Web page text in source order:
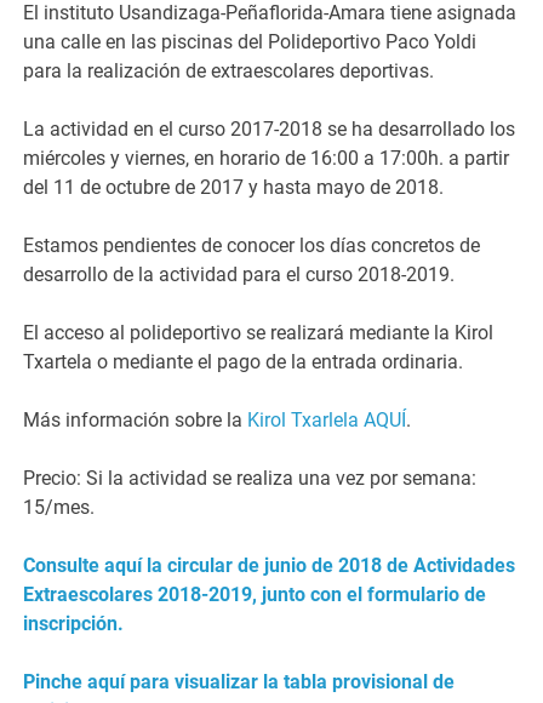
El instituto Usandizaga-Peñaflorida-Amara tiene asignada
una calle en las piscinas del Polideportivo Paco Yoldi
para la realización de extraescolares deportivas.
La actividad en el curso 2017-2018 se ha desarrollado los
miércoles y viernes, en horario de 16:00 a 17:00h. a partir
del 11 de octubre de 2017 y hasta mayo de 2018.
Estamos pendientes de conocer los días concretos de
desarrollo de la actividad para el curso 2018-2019.
El acceso al polideportivo se realizará mediante la Kirol
Txartela o mediante el pago de la entrada ordinaria.
Más información sobre la Kirol Txarlela AQUÍ .
Precio: Si la actividad se realiza una vez por semana:
15/mes.
Consulte aquí la circular de junio de 2018 de Actividades
Extraescolares 2018-2019, junto con el formulario de
inscripción.
Pinche aquí para visualizar la tabla provisional de